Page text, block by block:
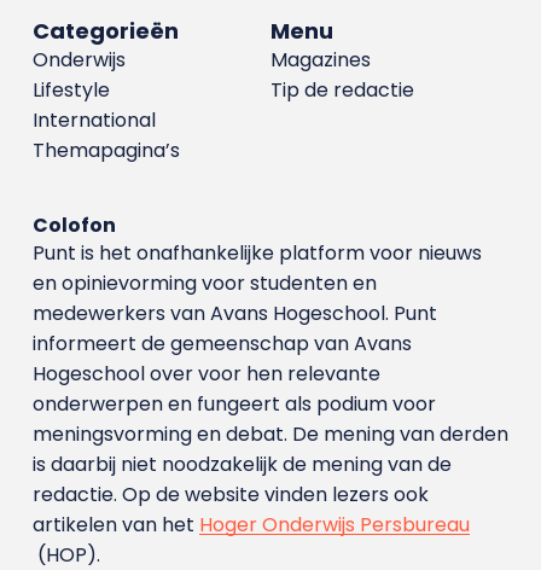
Menu
Magazines
Tip de redactie
Categorieën
Onderwijs
Lifestyle
International
Themapagina’s
Colofon
Punt is het onafhankelijke platform voor nieuws
en opinievorming voor studenten en
medewerkers van Avans Hoge­school. Punt
informeert de gemeenschap van Avans
Hogeschool over voor hen relevante
onderwerpen en fungeert als podium voor
meningsvorming en debat. De mening van derden
is daarbij niet noodzakelijk de mening van de
redactie. Op de website vinden lezers ook
artikelen van het Hoger Onderwijs Persbureau
(HOP).